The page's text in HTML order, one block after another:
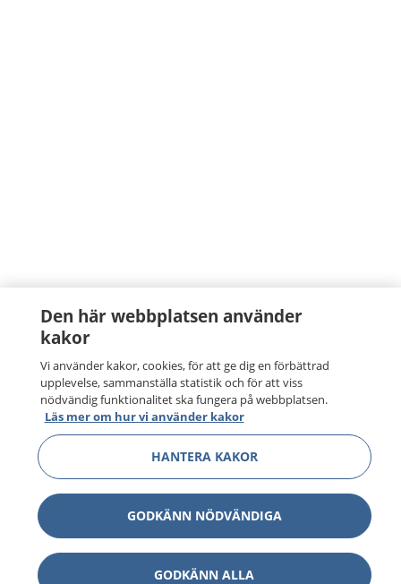
Den här webbplatsen använder
kakor
Vi använder kakor, cookies, för att ge dig en förbättrad
upplevelse, sammanställa statistik och för att viss
nödvändig funktionalitet ska fungera på webbplatsen.
Läs mer om hur vi använder kakor
HANTERA KAKOR
GODKÄNN NÖDVÄNDIGA
GODKÄNN ALLA